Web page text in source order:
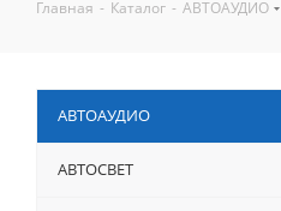
Главная - Каталог - АВТОАУДИО
АВТОАУДИО
АВТОСВЕТ